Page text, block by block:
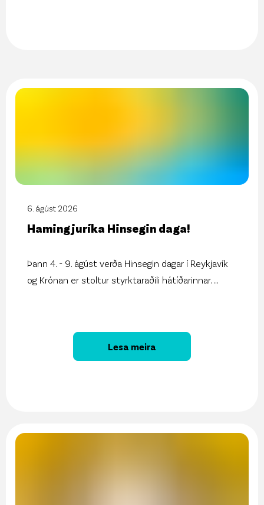
6. ágúst 2026
Hamingjuríka Hinsegin daga!
Þann 4. - 9. ágúst verða Hinsegin dagar í Reykjavík
og Krónan er stoltur styrktaraðili hátíðarinnar. ...
Lesa meira